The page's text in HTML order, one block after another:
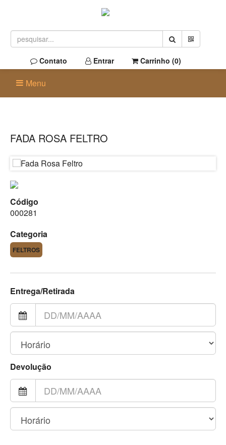
Contato Entrar Carrinho (0)
Menu
FADA ROSA FELTRO
Código
000281
Categoria
FELTROS
Entrega/Retirada
Devolução